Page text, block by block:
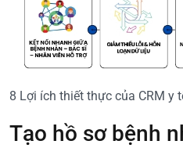
8 Lợi ích thiết thực của CRM y
Tạo hồ sơ bệnh